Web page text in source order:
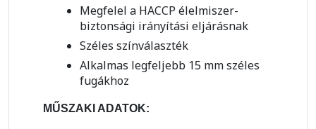
Megfelel a HACCP élelmiszer-
biztonsági irányítási eljárásnak
Széles színválaszték
Alkalmas legfeljebb 15 mm széles
fugákhoz
MŰSZAKI ADATOK: